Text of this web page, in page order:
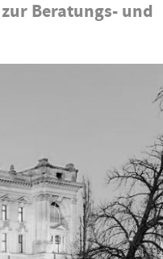
Beratungs- und